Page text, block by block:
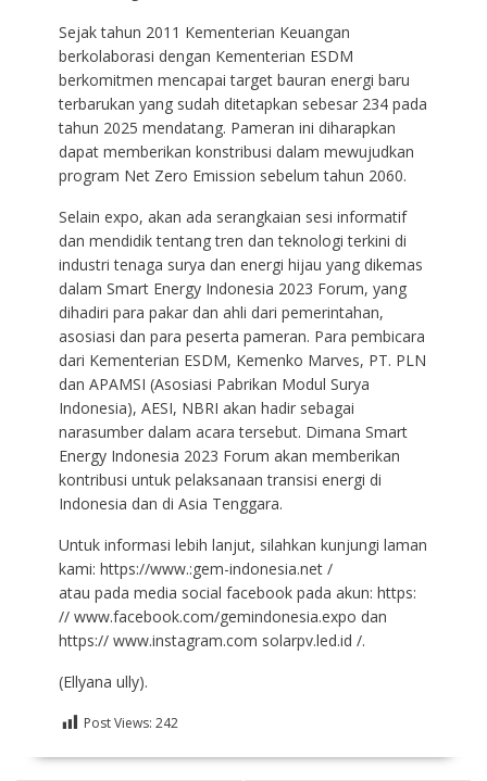
Sejak tahun 2011 Kementerian Keuangan
berkolaborasi dengan Kementerian ESDM
berkomitmen mencapai target bauran energi baru
terbarukan yang sudah ditetapkan sebesar 234 pada
tahun 2025 mendatang. Pameran ini diharapkan
dapat memberikan konstribusi dalam mewujudkan
program Net Zero Emission sebelum tahun 2060.
Selain expo, akan ada serangkaian sesi informatif
dan mendidik tentang tren dan teknologi terkini di
industri tenaga surya dan energi hijau yang dikemas
dalam Smart Energy Indonesia 2023 Forum, yang
dihadiri para pakar dan ahli dari pemerintahan,
asosiasi dan para peserta pameran. Para pembicara
dari Kementerian ESDM, Kemenko Marves, PT. PLN
dan APAMSI (Asosiasi Pabrikan Modul Surya
Indonesia), AESI, NBRI akan hadir sebagai
narasumber dalam acara tersebut. Dimana Smart
Energy Indonesia 2023 Forum akan memberikan
kontribusi untuk pelaksanaan transisi energi di
Indonesia dan di Asia Tenggara.
Untuk informasi lebih lanjut, silahkan kunjungi laman
kami: https://www.:gem-indonesia.net /
atau pada media social facebook pada akun: https:
// www.facebook.com/gemindonesia.expo dan
https:// www.instagram.com solarpv.led.id /.
(Ellyana ully).
Post Views: 242